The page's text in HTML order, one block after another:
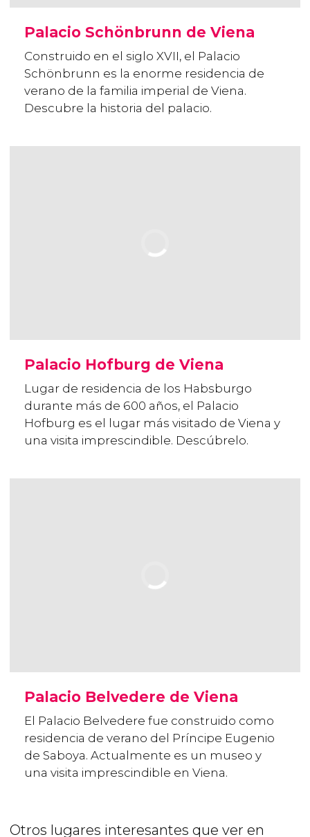
Palacio Schönbrunn de Viena
Construido en el siglo XVII, el Palacio
Schönbrunn es la enorme residencia de
verano de la familia imperial de Viena.
Descubre la historia del palacio.
Palacio Hofburg de Viena
Lugar de residencia de los Habsburgo
durante más de 600 años, el Palacio
Hofburg es el lugar más visitado de Viena y
una visita imprescindible. Descúbrelo.
Palacio Belvedere de Viena
El Palacio Belvedere fue construido como
residencia de verano del Príncipe Eugenio
de Saboya. Actualmente es un museo y
una visita imprescindible en Viena.
Otros lugares interesantes que ver en